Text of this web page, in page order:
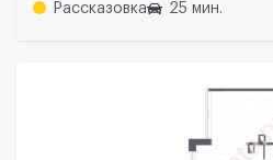
Рассказовка
25 мин.